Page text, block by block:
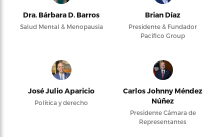
Dra. Bárbara D. Barros
Salud Mental & Menopausia
Brian Díaz
Presidente & Fundador
Pacifico Group
José Julio Aparicio
Política y derecho
Carlos Johnny Méndez
Núñez
Presidente Cámara de
Representantes